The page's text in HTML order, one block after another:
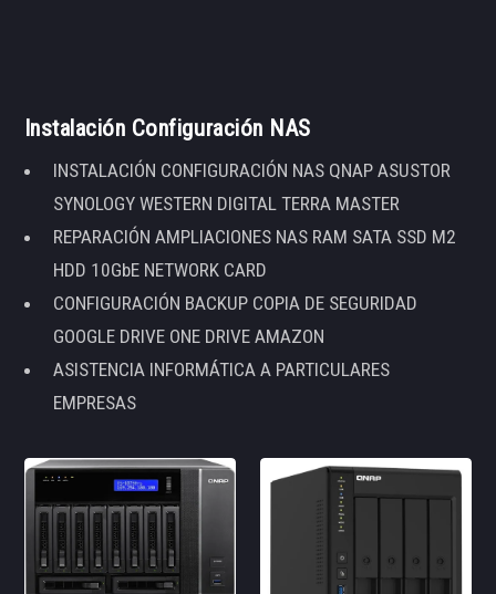
Instalación Configuración NAS
INSTALACIÓN CONFIGURACIÓN NAS QNAP ASUSTOR
SYNOLOGY WESTERN DIGITAL TERRA MASTER
REPARACIÓN AMPLIACIONES NAS RAM SATA SSD M2
HDD 10GbE NETWORK CARD
CONFIGURACIÓN BACKUP COPIA DE SEGURIDAD
GOOGLE DRIVE ONE DRIVE AMAZON
ASISTENCIA INFORMÁTICA A PARTICULARES
EMPRESAS